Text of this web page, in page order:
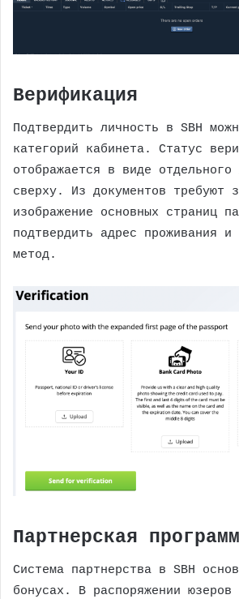
Верификация
Подтвердить личность в SBH
категорий кабинета. Статус
отображается в виде отдельного
сверху. Из документов требуют
изображение основных страниц
подтвердить адрес проживания и
метод.
Партнерская
Система партнерства в SBH
бонусах. В распоряжении юзеров